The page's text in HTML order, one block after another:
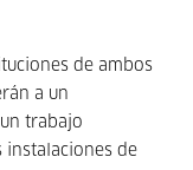
de ambos
a un
trabajo
instalaciones de